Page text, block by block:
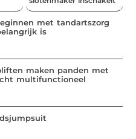
met tandartszorg
is
maken panden met
multifunctioneel